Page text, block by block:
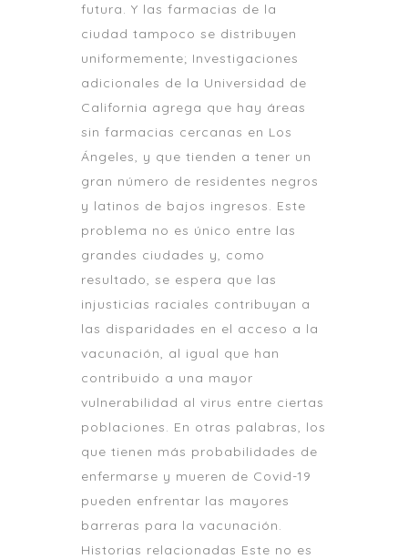
futura. Y las farmacias de la
ciudad tampoco se distribuyen
uniformemente; Investigaciones
adicionales de la Universidad de
California agrega que hay áreas
sin farmacias cercanas en Los
Ángeles, y que tienden a tener un
gran número de residentes negros
y latinos de bajos ingresos. Este
problema no es único entre las
grandes ciudades y, como
resultado, se espera que las
injusticias raciales contribuyan a
las disparidades en el acceso a la
vacunación, al igual que han
contribuido a una mayor
vulnerabilidad al virus entre ciertas
poblaciones. En otras palabras, los
que tienen más probabilidades de
enfermarse y mueren de Covid-19
pueden enfrentar las mayores
barreras para la vacunación.
Historias relacionadas Este no es